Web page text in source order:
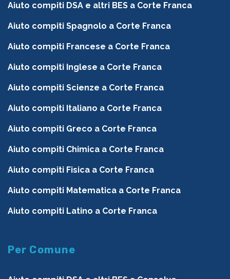
Aiuto compiti DSA e altri BES a Corte Franca
Aiuto compiti Spagnolo a Corte Franca
Aiuto compiti Francese a Corte Franca
Aiuto compiti Inglese a Corte Franca
Aiuto compiti Scienze a Corte Franca
Aiuto compiti Italiano a Corte Franca
Aiuto compiti Greco a Corte Franca
Aiuto compiti Chimica a Corte Franca
Aiuto compiti Fisica a Corte Franca
Aiuto compiti Matematica a Corte Franca
Aiuto compiti Latino a Corte Franca
Per Comune